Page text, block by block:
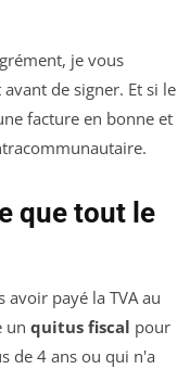
je vous
de signer. Et si le
facture en bonne et
que tout le
payé la TVA au
un quitus fiscal pour
de 4 ans ou qui n'a